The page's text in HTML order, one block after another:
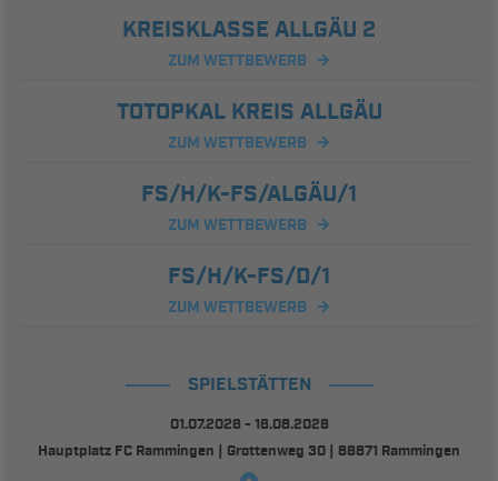
KREISKLASSE ALLGÄU 2
ZUM WETTBEWERB
TOTOPKAL KREIS ALLGÄU
ZUM WETTBEWERB
FS/H/K-FS/ALGÄU/1
ZUM WETTBEWERB
FS/H/K-FS/D/1
ZUM WETTBEWERB
SPIELSTÄTTEN
01.07.2026 - 16.08.2026
Hauptplatz FC Rammingen | Grottenweg 30 | 86871 Rammingen